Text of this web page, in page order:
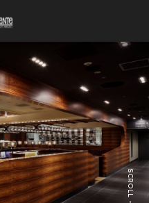
SCROLL
次の画像